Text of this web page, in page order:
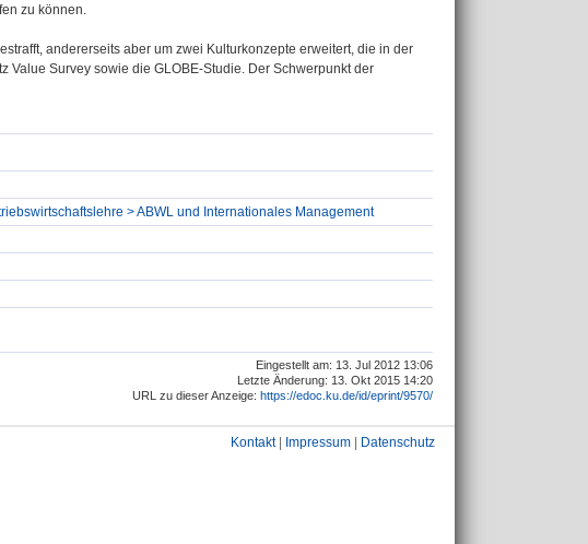
zu können.
andererseits aber um zwei Kulturkonzepte erweitert, die in der
Survey sowie die GLOBE-Studie. Der Schwerpunkt der
> ABWL und Internationales Management
Eingestellt am: 13. Jul 2012 13:06
Letzte Änderung: 13. Okt 2015 14:20
URL zu dieser Anzeige: https://edoc.ku.de/id/eprint/9570/
Kontakt| Impressum Datenschutz